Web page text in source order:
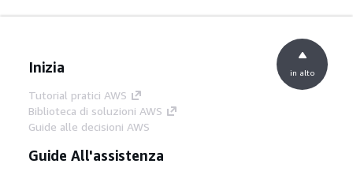
Inizia
Tutorial pratici AWS
Biblioteca di soluzioni AWS
Guide alle decisioni AWS
Guide All'assistenza
in alto